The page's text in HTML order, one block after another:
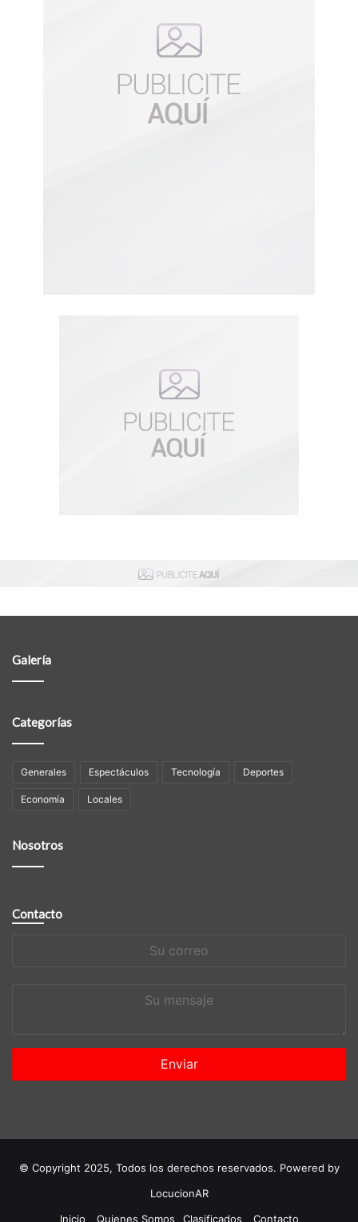
Galería
Categorías
Generales Espectáculos Tecnología Deportes
Economía Locales
Nosotros
Contacto
© Copyright 2025, Todos los derechos reservados. Powered by
LocucionAR
Inicio
Quienes Somos Clasificados Contacto